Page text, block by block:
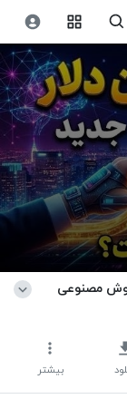
هوش مصنوعی
بیشتر